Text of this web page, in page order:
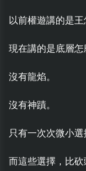
以前權遊講的是王
現在講的是底層怎
沒有龍焰。
沒有神蹟。
只有一次次微小選
而這些選擇，比砍